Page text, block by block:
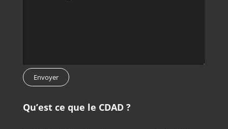
Qu’est ce que le CDAD ?